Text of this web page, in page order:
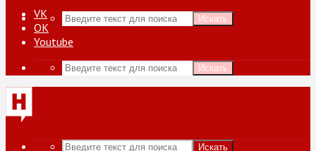
Искать
VK
ОК
Youtube
Искать
Искать